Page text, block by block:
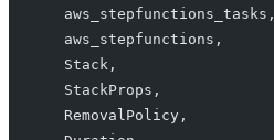
  aws_stepfunctions_tasks,
  aws_stepfunctions,
  Stack,
  StackProps,
  RemovalPolicy,